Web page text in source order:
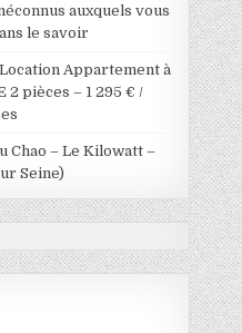
auxquels vous
le savoir
Appartement à
2 pièces – 1 295 € /
Chao – Le Kilowatt –
Seine)